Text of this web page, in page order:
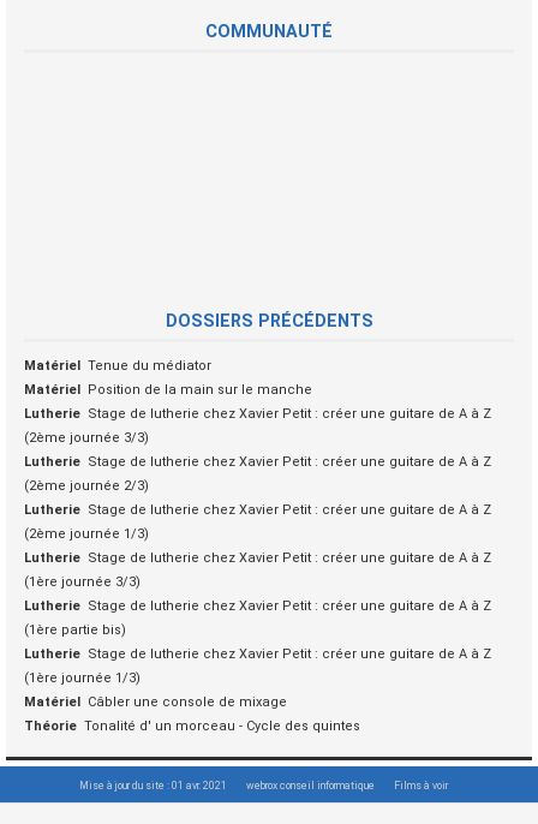
COMMUNAUTÉ
DOSSIERS PRÉCÉDENTS
Matériel Tenue du médiator
Matériel Position de la main sur le manche
Lutherie Stage de lutherie chez Xavier Petit : créer une guitare de A à Z
(2ème journée 3/3)
Lutherie Stage de lutherie chez Xavier Petit : créer une guitare de A à Z
(2ème journée 2/3)
Lutherie Stage de lutherie chez Xavier Petit : créer une guitare de A à Z
(2ème journée 1/3)
Lutherie Stage de lutherie chez Xavier Petit : créer une guitare de A à Z
(1ère journée 3/3)
Lutherie Stage de lutherie chez Xavier Petit : créer une guitare de A à Z
(1ère partie bis)
Lutherie Stage de lutherie chez Xavier Petit : créer une guitare de A à Z
(1ère journée 1/3)
Matériel Câbler une console de mixage
Théorie Tonalité d' un morceau - Cycle des quintes
Mise à jour du site : 01 avr. 2021 webrox conseil informatique Films à voir